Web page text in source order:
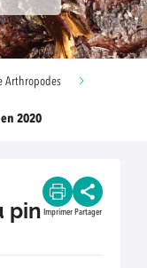
Arthropodes
2020
pin Imprimer Partager